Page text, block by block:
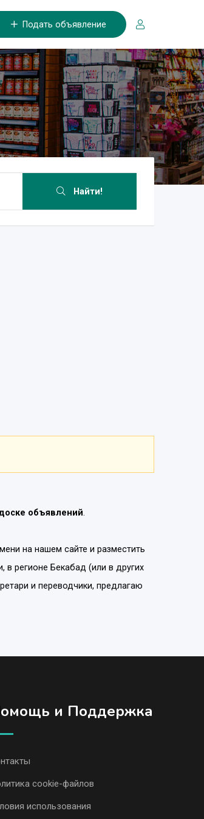
Подать объявление
Найти!
объявлений.
на нашем сайте и разместить
, в регионе Бекабад (или в других
и переводчики, предлагаю
и Поддержка
cookie-файлов
использования